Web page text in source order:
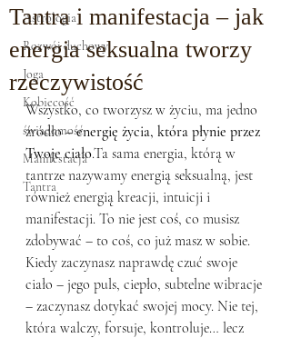
Astrologia
Rozwój duchowy
Joga
Kobiecość
świadomość
Manifestacja
Tantra
Tantra i manifestacja – jak
energia seksualna tworzy
rzeczywistość
Wszystko, co tworzysz w życiu, ma jedno
źródło – energię życia, która płynie przez
Twoje ciało.Ta sama energia, którą w
tantrze nazywamy energią seksualną, jest
również energią kreacji, intuicji i
manifestacji. To nie jest coś, co musisz
zdobywać – to coś, co już masz w sobie.
Kiedy zaczynasz naprawdę czuć swoje
ciało – jego puls, ciepło, subtelne wibracje
– zaczynasz dotykać swojej mocy. Nie tej,
która walczy, forsuje, kontroluje… lecz